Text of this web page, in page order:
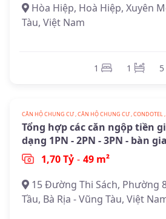
Hòa Hiệp, Hoà Hiệp, Xuyên
Tàu, Việt Nam
1 1 5
CĂN HỘ CHUNG CƯ , CĂN HỘ CHUNG CƯ , CONDOTEL
Tổng hợp các căn ngộp tiền
dạng 1PN - 2PN - 3PN - bàn
1,70 Tỷ - 49 m²
15 Đường Thi Sách, Phường
Tầu, Bà Rịa - Vũng Tàu, Việt